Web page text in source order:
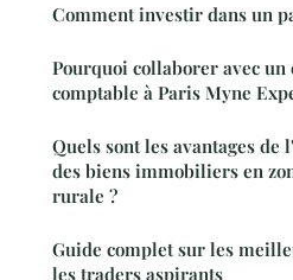
Comment investir dans un
Pourquoi collaborer avec
comptable à Paris Myne
Quels sont les avantages de
des biens immobiliers en
rurale ?
Guide complet sur les
les traders aspirants